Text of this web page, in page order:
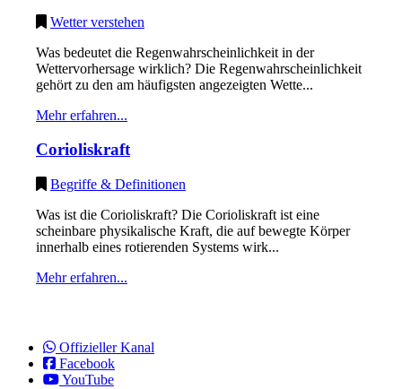
Wetter verstehen
Was bedeutet die Regenwahrscheinlichkeit in der
Wettervorhersage wirklich? Die Regenwahrscheinlichkeit
gehört zu den am häufigsten angezeigten Wette...
Mehr erfahren...
Corioliskraft
Begriffe & Definitionen
Was ist die Corioliskraft? Die Corioliskraft ist eine
scheinbare physikalische Kraft, die auf bewegte Körper
innerhalb eines rotierenden Systems wirk...
Mehr erfahren...
Offizieller Kanal
Facebook
YouTube